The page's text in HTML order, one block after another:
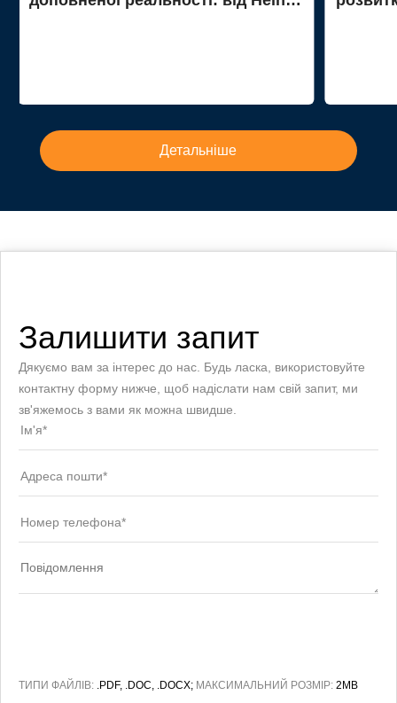
Детальніше
Залишити запит
Дякуємо вам за інтерес до нас. Будь ласка, використовуйте
контактну форму нижче, щоб надіслати нам свій запит, ми
зв'яжемось з вами як можна швидше.
ТИПИ ФАЙЛІВ: .PDF, .DOC, .DOCX; МАКСИМАЛЬНИЙ РОЗМІР: 2MB